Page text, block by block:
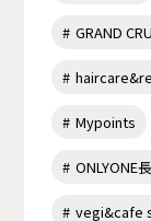
GRAND
Mypoints
ONLYONE
vegi&cafe